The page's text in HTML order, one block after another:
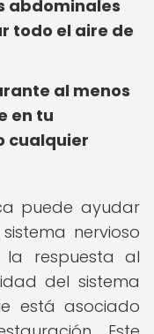
abdominales
todo el aire de
al menos
en tu
cualquier
puede ayudar
nervioso
la respuesta al
del sistema
está asociado